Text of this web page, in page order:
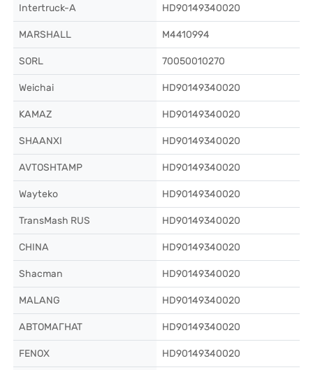
Intertruck-A HD90149340020
MARSHALL M4410994
SORL 70050010270
Weichai HD90149340020
KAMAZ HD90149340020
SHAANXI HD90149340020
AVTOSHTAMP HD90149340020
Wayteko HD90149340020
TransMash RUS HD90149340020
CHINA HD90149340020
Shacman HD90149340020
MALANG HD90149340020
АВТОМАГНАТ HD90149340020
FENOX HD90149340020